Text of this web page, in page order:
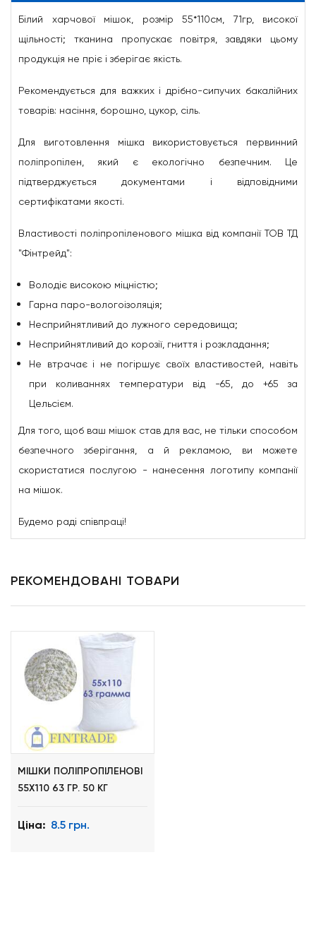
Білий харчової мішок, розмір 55*110см, 71гр, високої
щільності; тканина пропускає повітря, завдяки цьому
продукція не пріє і зберігає якість.
Рекомендується для важких і дрібно-сипучих бакалійних
товарів: насіння, борошно, цукор, сіль.
Для виготовлення мішка використовується первинний
поліпропілен, який є екологічно безпечним. Це
підтверджується документами і відповідними
сертифікатами якості.
Властивості поліпропіленового мішка від компанії ТОВ ТД
"Фінтрейд":
Володіє високою міцністю;
Гарна паро-вологоізоляція;
Несприйнятливий до лужного середовища;
Несприйнятливий до корозії, гниття і розкладання;
Не втрачає і не погіршує своїх властивостей, навіть
при коливаннях температури від -65, до +65 за
Цельсієм.
Для того, щоб ваш мішок став для вас, не тільки способом
безпечного зберігання, а й рекламою, ви можете
скористатися послугою - нанесення логотипу компанії
на мішок.
Будемо раді співпраці!
РЕКОМЕНДОВАНІ ТОВАРИ
МІШКИ ПОЛІПРОПІЛЕНОВІ
55Х110 63 ГР. 50 КГ
Ціна: 8.5 грн.